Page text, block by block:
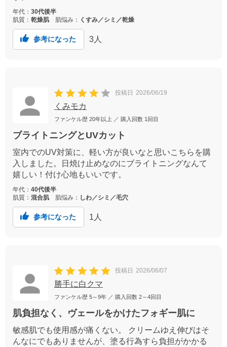
年代： 30代後半
肌質： 乾燥肌 肌悩み： くすみ／シミ／乾燥
参考になった 3 人
投稿日 2026/06/19
くみモカ
ファンケル歴 20年以上 ／ 購入回数 1回目
ブライトニングとUVカット
室内でのUV対策に、軽い方が良いなと思いこちらを購
入しました。日焼け止めなのにブライトニングなんて
嬉しい！付け心地もいいです。
年代： 40代後半
肌質： 混合肌 肌悩み： しわ／シミ／毛穴
参考になった 1 人
投稿日 2026/06/07
勝手に白クマ
ファンケル歴 5～9年 ／ 購入回数 2～4回目
肌負担なく、ヴェールをかけたフォギー肌に
敏感肌でも使用感が痛くない。 クリームゆえ伸びはそ
んなにでもありませんが、塗る行為すら負担がかかる